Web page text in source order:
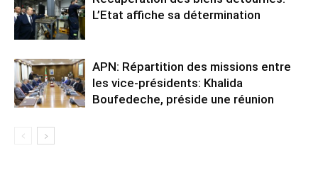
L’Etat affiche sa détermination
APN: Répartition des missions entre
les vice-présidents: Khalida
Boufedeche, préside une réunion